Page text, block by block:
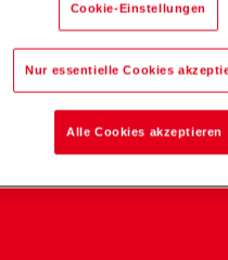
Cookie-Einstellungen
Nur essentielle Cookies
Alle Cookies akzeptieren